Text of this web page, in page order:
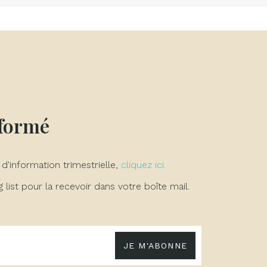
trimestrielle, cliquez ici.
list pour la recevoir dans votre boîte mail.
JE M'ABONNE